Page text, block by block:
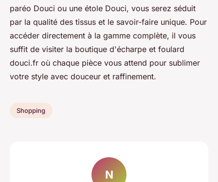
paréo Douci ou une étole Douci, vous serez séduit
par la qualité des tissus et le savoir-faire unique. Pour
accéder directement à la gamme complète, il vous
suffit de visiter la boutique d'écharpe et foulard
douci.fr où chaque pièce vous attend pour sublimer
votre style avec douceur et raffinement.
Shopping
N